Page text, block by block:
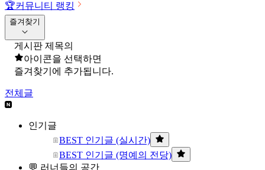
🏆커뮤니티 랭킹
즐겨찾기
게시판 제목의
아이콘을 선택하면
즐겨찾기에 추가됩니다.
전체글
인기글
BEST 인기글 (실시간)
BEST 인기글 (명예의 전당)
💬 러너들의 공간